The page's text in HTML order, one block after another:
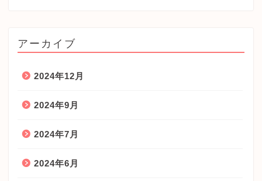
アーカイブ
2024年12月
2024年9月
2024年7月
2024年6月